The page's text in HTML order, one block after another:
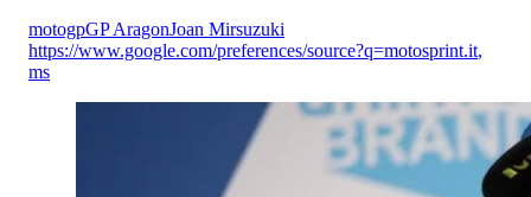
motogpGP AragonJoan Mirsuzuki
https://www.google.com/preferences/source?q=motosprint.it,
ms